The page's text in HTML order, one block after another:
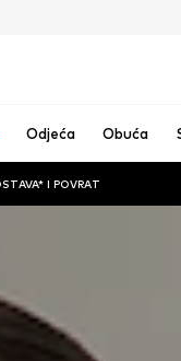
Odjeća Obuća
I POVRAT